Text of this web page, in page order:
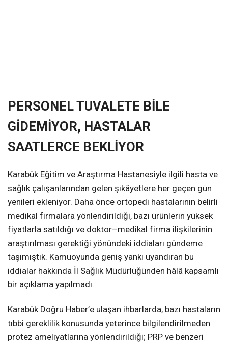
PERSONEL TUVALETE BİLE
GİDEMİYOR, HASTALAR
SAATLERCE BEKLİYOR
Karabük Eğitim ve Araştırma Hastanesiyle ilgili hasta ve
sağlık çalışanlarından gelen şikâyetlere her geçen gün
yenileri ekleniyor. Daha önce ortopedi hastalarının belirli
medikal firmalara yönlendirildiği, bazı ürünlerin yüksek
fiyatlarla satıldığı ve doktor–medikal firma ilişkilerinin
araştırılması gerektiği yönündeki iddiaları gündeme
taşımıştık. Kamuoyunda geniş yankı uyandıran bu
iddialar hakkında İl Sağlık Müdürlüğünden hâlâ kapsamlı
bir açıklama yapılmadı.
Karabük Doğru Haber’e ulaşan ihbarlarda, bazı hastaların
tıbbi gereklilik konusunda yeterince bilgilendirilmeden
protez ameliyatlarına yönlendirildiği; PRP ve benzeri